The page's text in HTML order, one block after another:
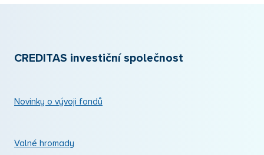
CREDITAS investiční společnost
Novinky o vývoji fondů
Valné hromady